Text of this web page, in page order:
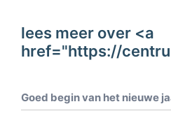
lees meer over <a
href="https://
Goed begin van het nieuwe